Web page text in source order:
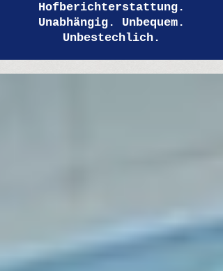
Hofberichterstattung.
Unabhängig. Unbequem.
Unbestechlich.